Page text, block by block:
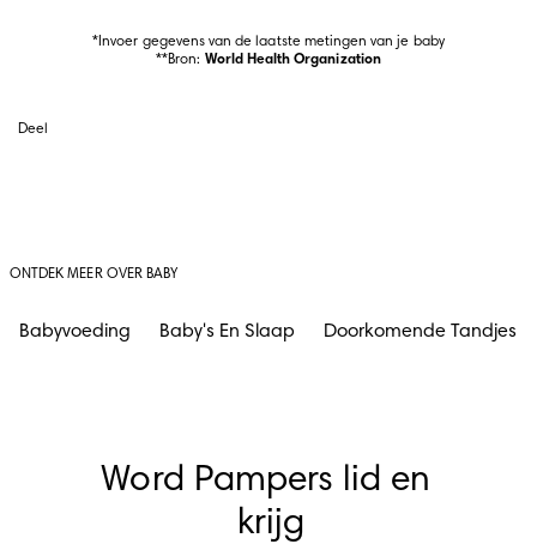
*Invoer gegevens van de laatste metingen van je baby
**Bron: World Health Organization
Deel
ONTDEK MEER OVER BABY
Babyvoeding Baby's En Slaap Doorkomende Tandjes
Word Pampers lid en
krijg